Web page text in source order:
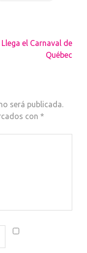
Llega el Carnaval de
Québec
será publicada.
con *